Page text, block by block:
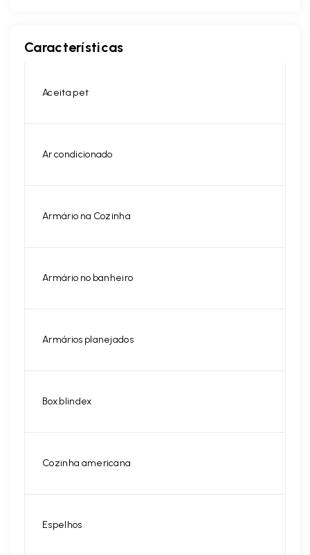
Características
Aceita pet
Ar condicionado
Armário na Cozinha
Armário no banheiro
Armários planejados
Box blindex
Cozinha americana
Espelhos